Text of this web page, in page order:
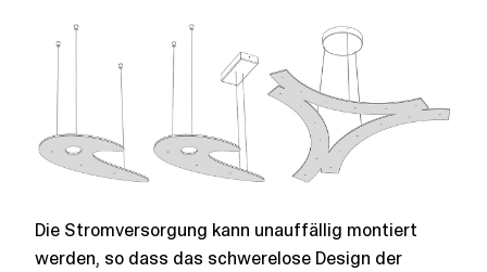
Die Stromversorgung kann unauffällig montiert
werden, so dass das schwerelose Design der